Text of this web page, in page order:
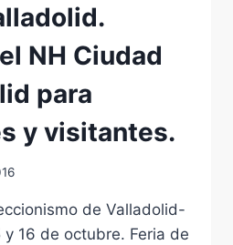
NH Ciudad
para
y visitantes.
de Valladolid-
y 16 de octubre. Feria de